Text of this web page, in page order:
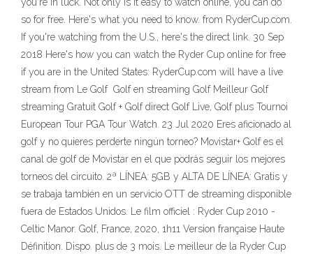
so for free. Here's what you need to know. from RyderCup.com.
If you're watching from the U.S., here's the direct link. 30 Sep
2018 Here's how you can watch the Ryder Cup online for free
if you are in the United States: RyderCup.com will have a live
stream from Le Golf Golf en streaming Golf Meilleur Golf
streaming Gratuit Golf + Golf direct Golf Live, Golf plus Tournoi
European Tour PGA Tour Watch. 23 Jul 2020 Eres aficionado al
golf y no quieres perderte ningún torneo? Movistar+ Golf es el
canal de golf de Movistar en el que podrás seguir los mejores
torneos del circuito. 2ª LÍNEA: 5GB y ALTA DE LÍNEA: Gratis y
se trabaja también en un servicio OTT de streaming disponible
fuera de Estados Unidos. Le film officiel : Ryder Cup 2010 -
Celtic Manor. Golf, France, 2020, 1h11 Version française Haute
Définition. Dispo. plus de 3 mois. Le meilleur de la Ryder Cup